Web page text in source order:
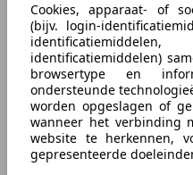
Cookies, apparaat- of
(bijv. login-
identificatiemiddelen)
browsertype en
ondersteunde
worden opgeslagen of
wanneer het verbinding
website te herkennen,
gepresenteerde